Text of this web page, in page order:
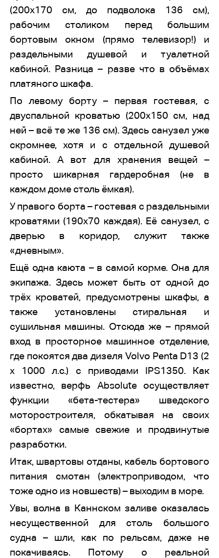
(200х170 см, до подволока 136 см),
рабочим столиком перед большим
бортовым окном (прямо телевизор!) и
раздельными душевой и туалетной
кабиной. Разница – разве что в объёмах
платяного шкафа.
По левому борту – первая гостевая, с
двуспальной кроватью (200х150 см, над
ней – всё те же 136 см). Здесь санузел уже
скромнее, хотя и с отдельной душевой
кабиной. А вот для хранения вещей –
просто шикарная гардеробная (не в
каждом доме столь ёмкая).
У правого борта – гостевая с раздельными
кроватями (190х70 каждая). Её санузел, с
дверью в коридор, служит также
«дневным».
Ещё одна каюта – в самой корме. Она для
экипажа. Здесь может быть от одной до
трёх кроватей, предусмотрены шкафы, а
также установлены стиральная и
сушильная машины. Отсюда же – прямой
вход в просторное машинное отделение,
где покоятся два дизеля Volvo Penta D13 (2
х 1000 л.с.) с приводами IPS1350. Как
известно, верфь Absolute осуществляет
функции «бета-тестера» шведского
моторостроителя, обкатывая на своих
«бортах» самые свежие и продвинутые
разработки.
Итак, швартовы отданы, кабель бортового
питания смотан (электроприводом, что
тоже одно из новшеств) – выходим в море.
Увы, волна в Каннском заливе оказалась
несущественной для столь большого
судна – шли, как по рельсам, даже не
покачиваясь. Потому о реальной